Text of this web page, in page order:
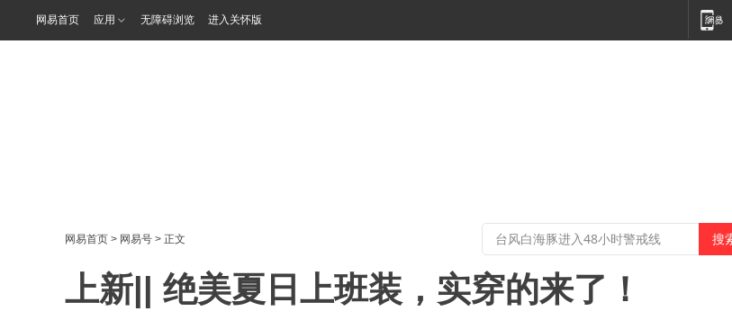
网易首页 应用 无障碍浏览 进入关怀版
网易首页 > 网易号 > 正文
上新|| 绝美夏日上班装，实穿的来了！